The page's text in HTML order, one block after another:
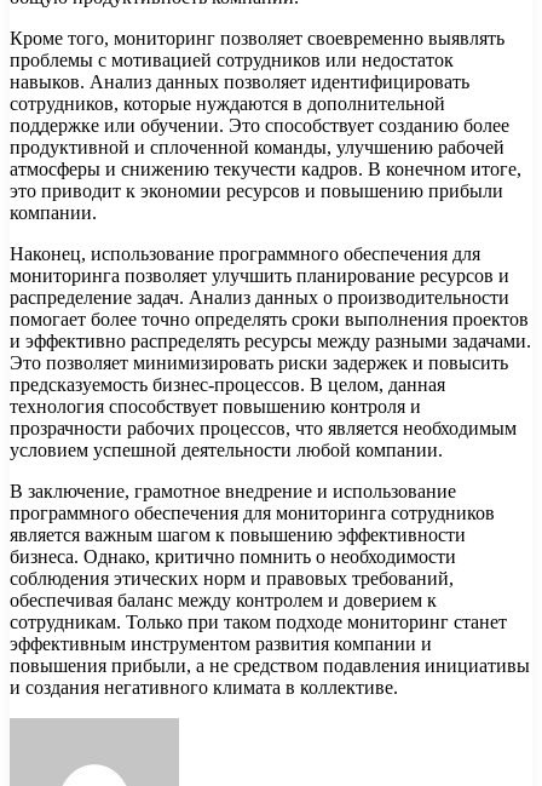
Кроме того, мониторинг позволяет своевременно выявлять
проблемы с мотивацией сотрудников или недостаток
навыков. Анализ данных позволяет идентифицировать
сотрудников, которые нуждаются в дополнительной
поддержке или обучении. Это способствует созданию более
продуктивной и сплоченной команды, улучшению рабочей
атмосферы и снижению текучести кадров. В конечном итоге,
это приводит к экономии ресурсов и повышению прибыли
компании.
Наконец, использование программного обеспечения для
мониторинга позволяет улучшить планирование ресурсов и
распределение задач. Анализ данных о производительности
помогает более точно определять сроки выполнения проектов
и эффективно распределять ресурсы между разными задачами.
Это позволяет минимизировать риски задержек и повысить
предсказуемость бизнес-процессов. В целом, данная
технология способствует повышению контроля и
прозрачности рабочих процессов, что является необходимым
условием успешной деятельности любой компании.
В заключение, грамотное внедрение и использование
программного обеспечения для мониторинга сотрудников
является важным шагом к повышению эффективности
бизнеса. Однако, критично помнить о необходимости
соблюдения этических норм и правовых требований,
обеспечивая баланс между контролем и доверием к
сотрудникам. Только при таком подходе мониторинг станет
эффективным инструментом развития компании и
повышения прибыли, а не средством подавления инициативы
и создания негативного климата в коллективе.